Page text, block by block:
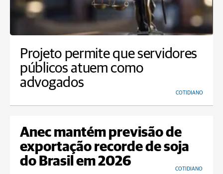
Projeto permite que servidores
públicos atuem como
advogados
COTIDIANO
Anec mantém previsão de
exportação recorde de soja
do Brasil em 2026
COTIDIANO